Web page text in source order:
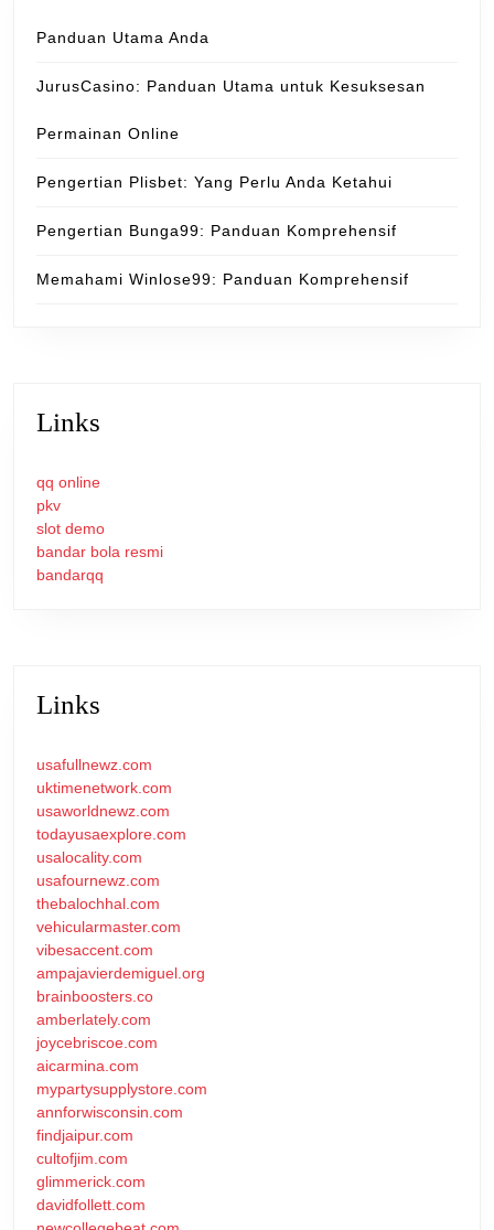
Panduan Utama Anda
JurusCasino: Panduan Utama untuk Kesuksesan
Permainan Online
Pengertian Plisbet: Yang Perlu Anda Ketahui
Pengertian Bunga99: Panduan Komprehensif
Memahami Winlose99: Panduan Komprehensif
Links
qq online
pkv
slot demo
bandar bola resmi
bandarqq
Links
usafullnewz.com
uktimenetwork.com
usaworldnewz.com
todayusaexplore.com
usalocality.com
usafournewz.com
thebalochhal.com
vehicularmaster.com
vibesaccent.com
ampajavierdemiguel.org
brainboosters.co
amberlately.com
joycebriscoe.com
aicarmina.com
mypartysupplystore.com
annforwisconsin.com
findjaipur.com
cultofjim.com
glimmerick.com
davidfollett.com